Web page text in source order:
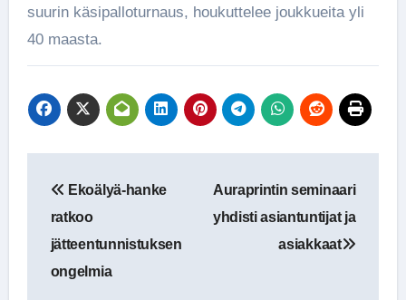
suurin käsipalloturnaus, houkuttelee joukkueita yli
40 maasta.
selaus
Ekoälyä-hanke
ratkoo
jätteentunnistuksen
ongelmia
Auraprintin seminaari
yhdisti asiantuntijat ja
asiakkaat